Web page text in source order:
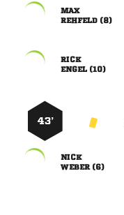

 

 
43’

 